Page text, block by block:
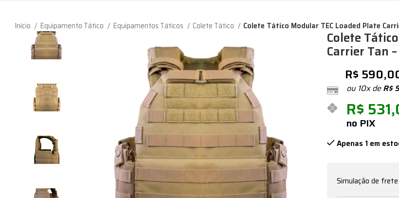
Início Equipamento Tático Equipamentos Táticos Colete Tático Colete Tático Modular TEC Loaded Plate
Colete
Carrier Tan
R$
ou 10x deR$
R$
no PIX
Apenas 1 em
Simulação de frete